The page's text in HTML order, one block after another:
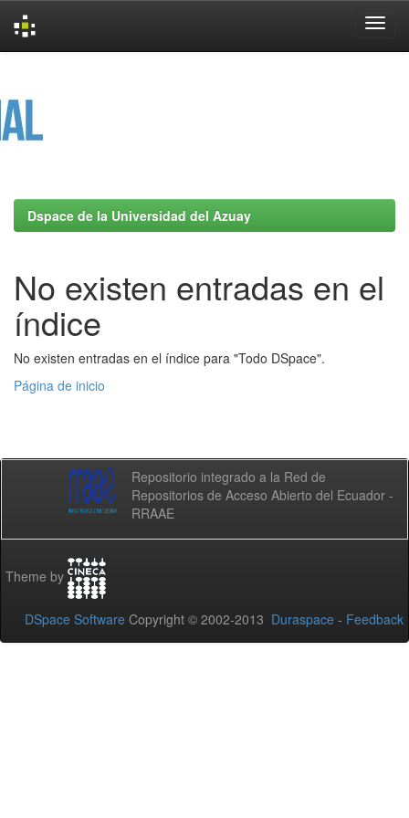
Dspace de la Universidad del Azuay
No existen entradas en el
índice
No existen entradas en el índice para "Todo DSpace".
Página de inicio
Repositorio integrado a la Red de
Repositorios de Acceso Abierto del Ecuador -
RRAAE
Theme by
DSpace Software Copyright © 2002-2013 Duraspace - Feedback